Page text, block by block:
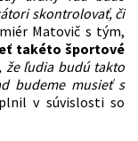
skontrolovať, či
Matovič s tým,
takéto športové
že ľudia budú takto
budeme musieť s
v súvislosti so